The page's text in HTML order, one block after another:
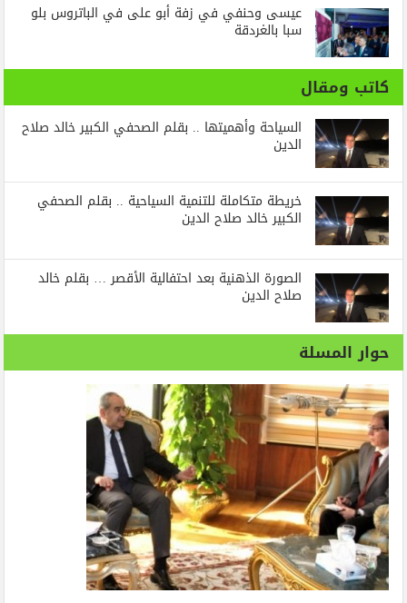
عيسى وحنفي في زفة أبو على في الباتروس بلو
سبا بالغردقة
كاتب ومقال
السياحة وأهميتها .. بقلم الصحفي الكبير خالد صلاح
الدين
خريطة متكاملة للتنمية السياحية .. بقلم الصحفي
الكبير خالد صلاح الدين
الصورة الذهنية بعد احتفالية الأقصر … بقلم خالد
صلاح الدين
حوار المسلة